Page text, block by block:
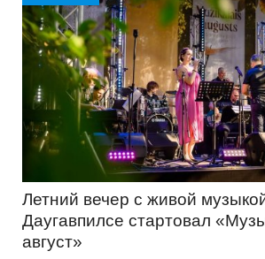
Летний вечер с живой
Даугавпилсе стартовал
август»